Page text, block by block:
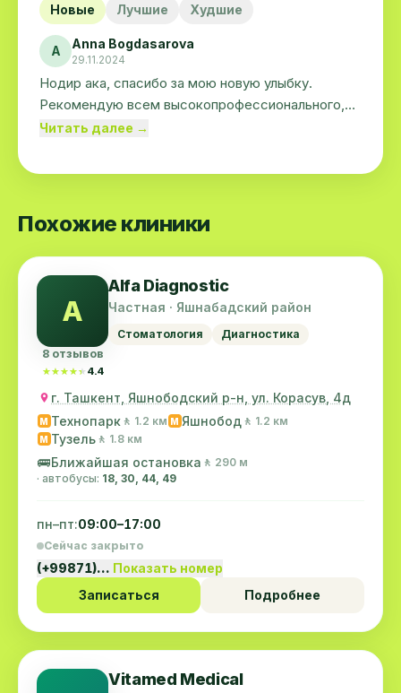
Новые Лучшие Худшие
A Anna Bogdasarova
29.11.2024
Нодир ака, спасибо за мою новую улыбку.
Рекомендую всем высокопрофессионального,
талантливого Доктора +998999075717. Вся моя
Читать далее →
Похожие клиники
A
8 отзывов
★★★★★
★★★★★ 4.4
Alfa Diagnostic
Частная · Яшнабадский район
Стоматология Диагностика
г. Ташкент, Яшнободский р-н, ул. Корасув, 4д
M Технопарк 🚶 1.2 км M Яшнобод 🚶 1.2 км
M Тузель 🚶 1.8 км
🚌Ближайшая остановка 🚶 290 м
· автобусы: 18, 30, 44, 49
пн–пт:09:00–17:00
Сейчас закрыто
(+99871)… Показать номер
Записаться
Подробнее
Vitamed Medical